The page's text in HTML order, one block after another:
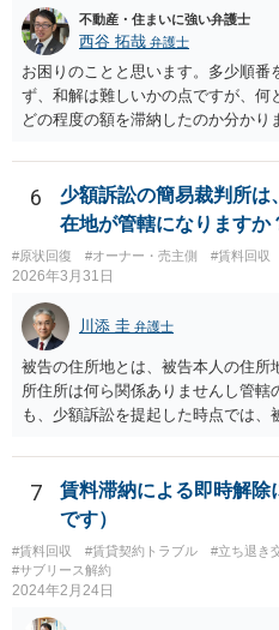
不動産・住まいに強い弁護士
西谷 拓哉 弁護士
お困りのことと思います。多少順番
ず、和解は難しいかの点ですが、何
どの程度の額を滞納したのか分か
れたと評価され、来月払えるからと
契約が解約できることに変わりな
な場合、相手が、「もう出て行って
き居住する前提での和解は難しい可
件の見通しをたてるにも、賃料滞納
もそも賃料滞納状況によってはご
頼を受けられないかもしれないです
リスクを踏まえた上でのものとなる
依頼となるかもわからず、着手金額
複数事務所にあたり、着手金額を確
弁護士が依頼を受ければ代わりに裁
能です。双方に弁護士がついてい
合もあるでしょう。 ただし、ご本
協議の場合だとあると思います。
6
少額訴訟の簡易裁判所は
在地が管轄になりますか
#原状回復 #オーナー・売主側 #賃料回収
2026年3月31日
川添 圭 弁護士
被告の住所地とは、被告本人の住所
所住所は何ら関係ありませんし管轄
も、少額訴訟を提起した時点では
7
賃料滞納による即時解除
です）
#賃料回収 #賃貸契約トラブル #立ち退き
#サブリース解約
2024年2月24日